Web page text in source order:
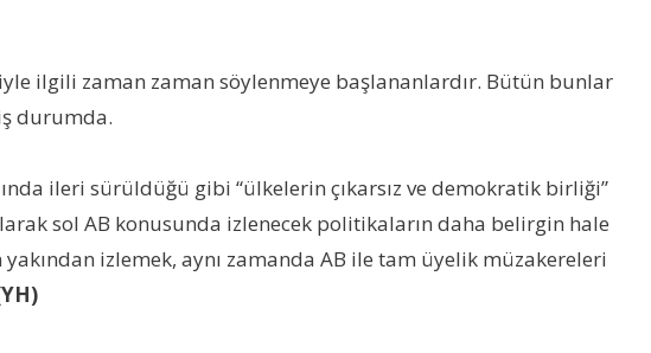
ilgili zaman zaman söylenmeye başlananlardır. Bütün bunlar
durumda.
ileri sürüldüğü gibi “ülkelerin çıkarsız ve demokratik birliği”
sol AB konusunda izlenecek politikaların daha belirgin hale
izlemek, aynı zamanda AB ile tam üyelik müzakereleri